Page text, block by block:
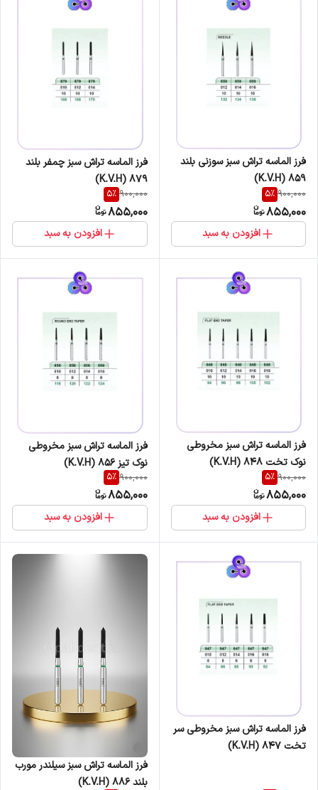
فرز الماسه تراش سبز سوزنی بلند
859 (K.V.H)
900,000
5%
855,000
افزودن به سبد
فرز الماسه تراش سبز چمفر بلند
879 (K.V.H)
900,000
5%
855,000
افزودن به سبد
فرز الماسه تراش سبز مخروطی
نوک تخت 848 (K.V.H)
900,000
5%
855,000
افزودن به سبد
فرز الماسه تراش سبز مخروطی
نوک تیز 856 (K.V.H)
900,000
5%
855,000
افزودن به سبد
فرز الماسه تراش سبز مخروطی سر
تخت K.V.H) 847)
فرز الماسه تراش سبز سیلندر مورب
بلند 886 (K.V.H)